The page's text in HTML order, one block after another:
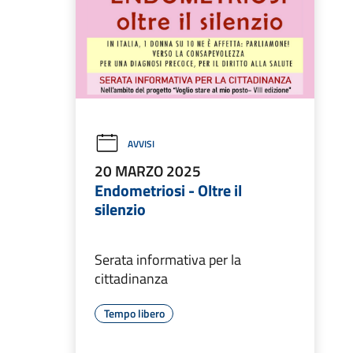
AVVISI
20 MARZO 2025
Endometriosi - Oltre il
silenzio
Serata informativa per la
cittadinanza
Tempo libero